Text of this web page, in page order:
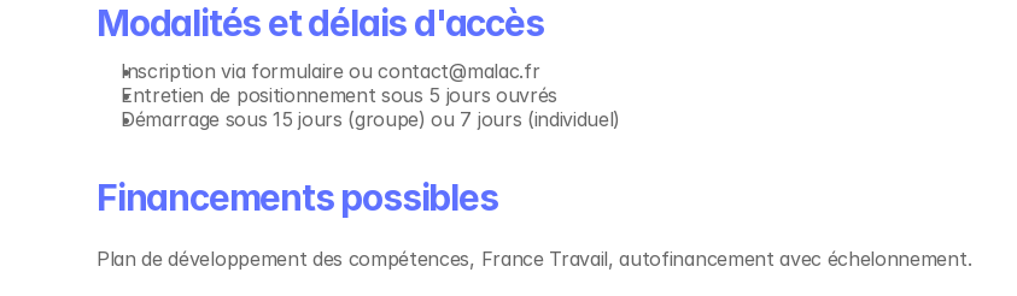
Modalités et délais d'accès
Inscription via formulaire ou contact@malac.fr
Entretien de positionnement sous 5 jours ouvrés
Démarrage sous 15 jours (groupe) ou 7 jours (individuel)
Financements possibles
Plan de développement des compétences, France Travail, autofinancement avec échelonnement.